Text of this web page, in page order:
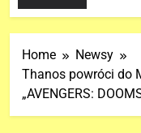
Home
Newsy
Thanos powróci do
„AVENGERS: